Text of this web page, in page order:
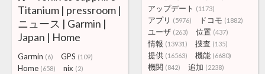
アップデート (1173)
アプリ (5976) ドコモ (1882)
ユーザ (263) 位置 (437)
情報 (13931) 捜査 (135)
提供 (16563) 機能 (6680)
機関 (842) 追加 (2238)
Titanium | pressroom |
ニュース | Garmin |
Japan | Home
Garmin (6) GPS (109)
Home (658) nix (2)